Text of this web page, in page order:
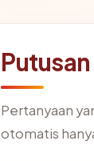
Pertanyaan
otomatis